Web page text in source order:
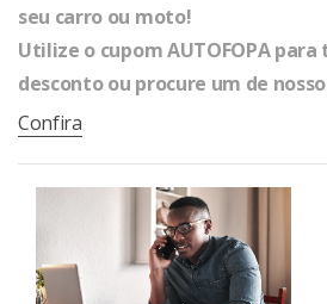
seu carro ou moto!
Utilize o cupom AUTOFOPA para
desconto ou procure um de
Confira